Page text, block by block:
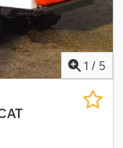
1 / 5